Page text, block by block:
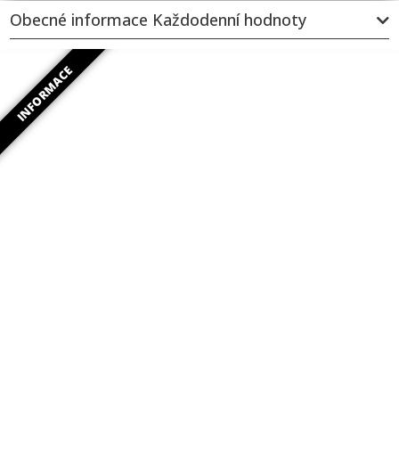
Obecné informace Každodenní hodnoty
INFORMACE